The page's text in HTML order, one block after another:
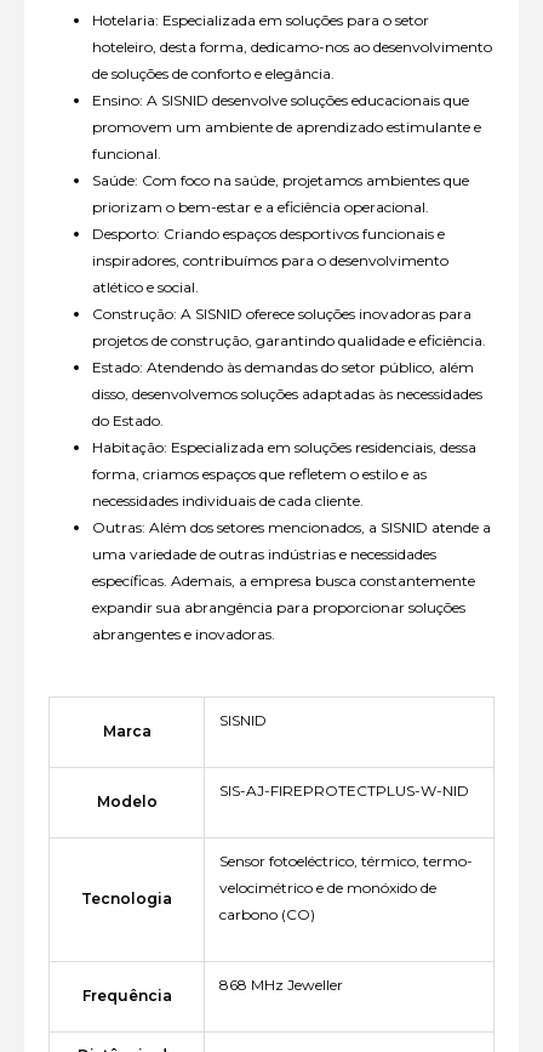
Hotelaria: Especializada em soluções para o setor
hoteleiro, desta forma, dedicamo-nos ao desenvolvimento
de soluções de conforto e elegância.
Ensino: A SISNID desenvolve soluções educacionais que
promovem um ambiente de aprendizado estimulante e
funcional.
Saúde: Com foco na saúde, projetamos ambientes que
priorizam o bem-estar e a eficiência operacional.
Desporto: Criando espaços desportivos funcionais e
inspiradores, contribuímos para o desenvolvimento
atlético e social.
Construção: A SISNID oferece soluções inovadoras para
projetos de construção, garantindo qualidade e eficiência.
Estado: Atendendo às demandas do setor público, além
disso, desenvolvemos soluções adaptadas às necessidades
do Estado.
Habitação: Especializada em soluções residenciais, dessa
forma, criamos espaços que refletem o estilo e as
necessidades individuais de cada cliente.
Outras: Além dos setores mencionados, a SISNID atende a
uma variedade de outras indústrias e necessidades
específicas. Ademais, a empresa busca constantemente
expandir sua abrangência para proporcionar soluções
abrangentes e inovadoras.
Marca
SISNID
Modelo
SIS-AJ-FIREPROTECTPLUS-W-NID
Tecnologia
Sensor fotoeléctrico, térmico, termo-
velocimétrico e de monóxido de
carbono (CO)
Frequência
868 MHz Jeweller